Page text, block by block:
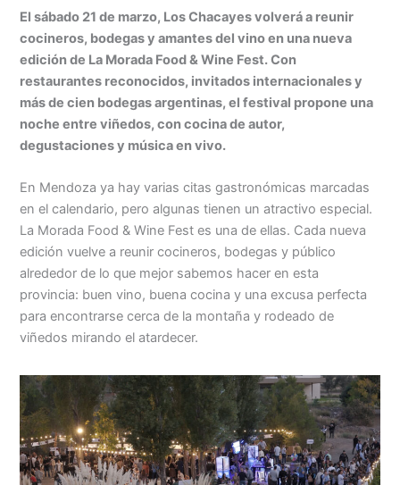
El sábado 21 de marzo, Los Chacayes volverá a reunir
cocineros, bodegas y amantes del vino en una nueva
edición de La Morada Food & Wine Fest. Con
restaurantes reconocidos, invitados internacionales y
más de cien bodegas argentinas, el festival propone una
noche entre viñedos, con cocina de autor,
degustaciones y música en vivo.
En Mendoza ya hay varias citas gastronómicas marcadas
en el calendario, pero algunas tienen un atractivo especial.
La Morada Food & Wine Fest es una de ellas. Cada nueva
edición vuelve a reunir cocineros, bodegas y público
alrededor de lo que mejor sabemos hacer en esta
provincia: buen vino, buena cocina y una excusa perfecta
para encontrarse cerca de la montaña y rodeado de
viñedos mirando el atardecer.